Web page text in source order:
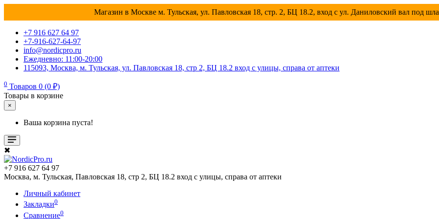
Магазин в Москве м. Тульская, ул. Павловская 18, стр. 2, БЦ 18.2, вход с ул. Даниловский вал под
+7 916 627 64 97
+7-916-627-64-97
info@nordicpro.ru
Ежедневно: 11:00-20:00
115093, Москва, м. Тульская, ул. Павловская 18, стр 2, БЦ 18.2 вход с улицы, справа от аптеки
0 Товаров 0 (0 ₽)
Товары в корзине
×
Ваша корзина пуста!
✖
+7 916 627 64 97
Москва, м. Тульская, Павловская 18, стр 2, БЦ 18.2 вход с улицы, справа от аптеки
Личный кабинет
Закладки0
Сравнение0